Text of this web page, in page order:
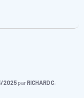
2025 parRICHARD C.